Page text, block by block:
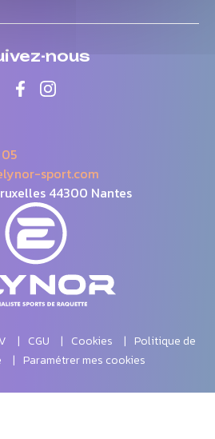
05
sport.com
44300 Nantes
nous
CGU Cookies
Politique de
Paramétrer mes cookies